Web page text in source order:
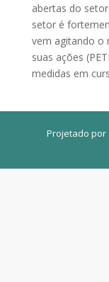
abertas do
setor é
vem agitando o
suas ações
medidas em
Projetado por